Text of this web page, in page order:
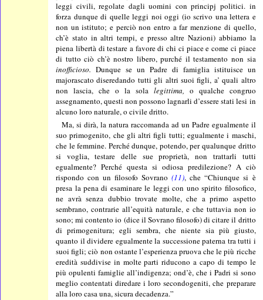
leggi civili, regolate dagli uomini con principj politici. in
forza dunque di quelle leggi noi oggi (io scrivo una lettera e
non un istituto; e perciò non entro a far menzione di quello,
ch’è stato in altri tempi, e presso altre Nazioni) abbiamo la
piena libertà di testare a favore di chi ci piace e come ci piace
di tutto ciò ch’è nostro libero, purché il testamento non sia
inofficioso. Dunque se un Padre di famiglia istituisce un
majorascato diseredando tutti gli altri suoi figli, a’ quali altro
non lascia, che o la sola legittima, o qualche congruo
assegnamento, questi non possono lagnarli d’essere stati lesi in
alcuno loro naturale, o civile dritto.
Ma, si dirà, la natura raccomanda ad un Padre egualmente il
suo primogenito, che gli altri figli tutti; egualmente i maschi,
che le femmine. Perché dunque, potendo, per qualunque dritto
si voglia, testare delle sue proprietà, non trattarli tutti
egualmente? Perché questa si odiosa predilezione? A ciò
rispondo con un filosofo Sovrano(11), che “Chiunque si è
presa la pena di esaminare le leggi con uno spirito filosofico,
ne avrà senza dubbio trovate molte, che a primo aspetto
sembrano, contrarie all’equità naturale, e che tuttavia non io
sono; mi contento io (dice il Sovrano filosofo) di citare il dritto
di primogenitura; egli sembra, che niente sia più giusto,
quanto il dividere egualmente la successione paterna tra tutti i
suoi figli; ciò non ostante l’esperienza pruova che le più ricche
eredità suddivise in molte parti riducono a capo di tempo le
più opulenti famiglie all’indigenza; ond’è, che i Padri si sono
meglio contentati diredare i loro secondogeniti, che preparare
alla loro casa una, sicura decadenza.”